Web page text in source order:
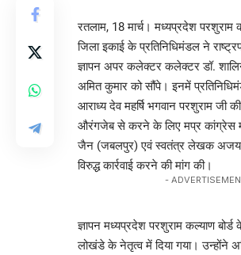
रतलाम, 18 मार्च। मध्यप्रदेश परशुराम
जिला इकाई के प्रतिनिधिमंडल ने
ज्ञापन अपर कलेक्टर कलेक्टर डॉ.
अमित कुमार को सौंपे। इनमें
आराध्य देव महर्षि भगवान परशुराम
औरंगजेब से करने के लिए मप्र कांग्रेस
जैन (जबलपुर) एवं स्वतंत्र लेखक अजय
विरुद्ध कार्रवाई करने की मांग की।
-
ज्ञापन मध्यप्रदेश परशुराम कल्याण बोर्ड
लोखंडे के नेतृत्व में दिया गया। उन्होंने